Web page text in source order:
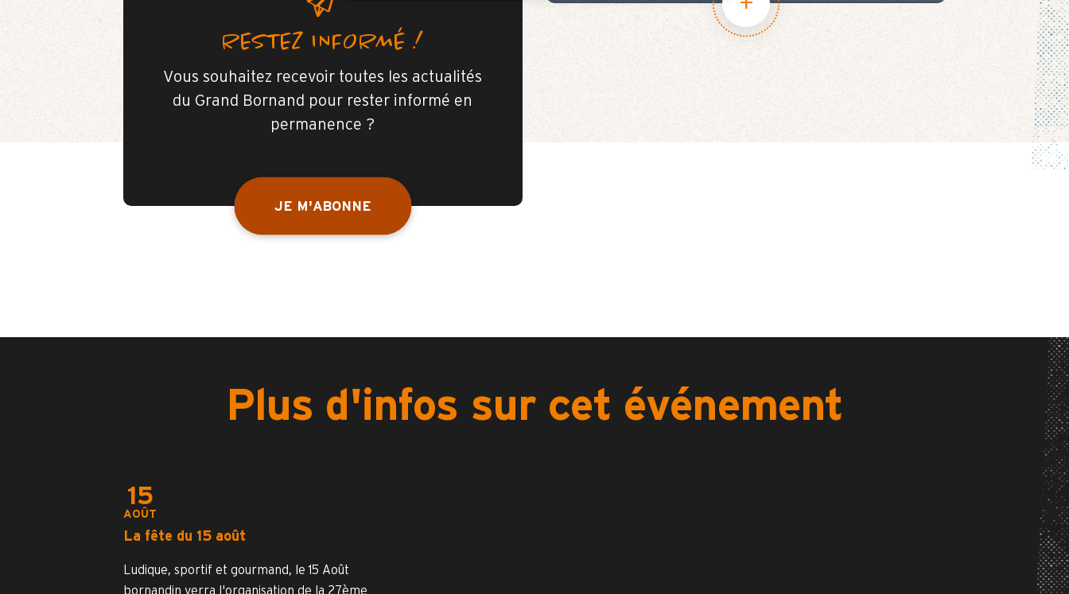
RESTEZ INFORMÉ !
Vous souhaitez recevoir toutes les actualités
du Grand Bornand pour rester informé en
permanence ?
JE M'ABONNE
Plus d'infos sur cet événement
15
AOÛT
La fête du 15 août
Ludique, sportif et gourmand, le 15 Août
bornandin verra l'organisation de la 27ème